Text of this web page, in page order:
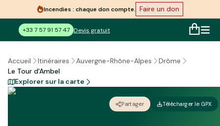
Incendies : chaque don compte. Faire un don
+33 7 57 91 57 47 Devis gratuit
Accueil Itinéraires Auvergne-Rhône-Alpes
Drôme
Le Tour d'Ambel
Explorer sur la carte
Partager Télécharger le GPX